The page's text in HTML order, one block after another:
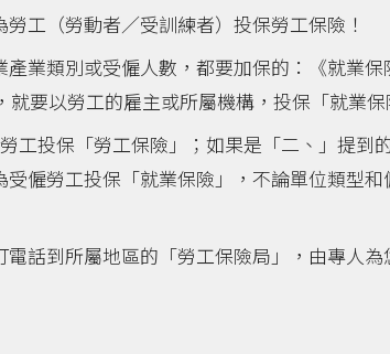
工（勞動者／受訓練者）投保勞工保險！
產業類別或受僱人數，都要加保的：《就業保
要以勞工的雇主或所屬機構，投保「就業保
工投保「勞工保險」；如果是「二、」提到
僱勞工投保「就業保險」，不論單位類型和
話到所屬地區的「勞工保險局」，由專人為